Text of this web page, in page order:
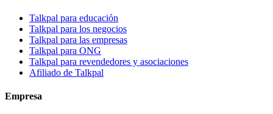
Talkpal para educación
Talkpal para los negocios
Talkpal para las empresas
Talkpal para ONG
Talkpal para revendedores y asociaciones
Afiliado de Talkpal
Empresa